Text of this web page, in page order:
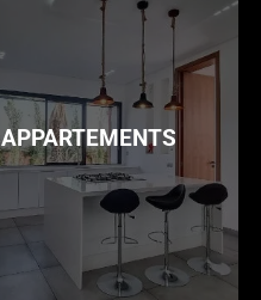
APPARTEMENTS